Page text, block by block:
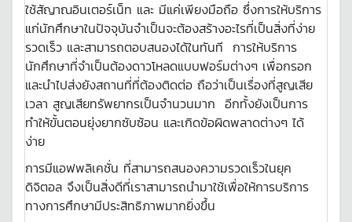
ใช้สัญาณอินเตอร์เน็ท และ มีแค่เพียงมือถือ ซึ่งการให้บริการ
แก่นักศึกษาในปัจจุบันจำเป็นจะต้องสร้างอะไรที่เป็นสิ่งที่ง่าย
รวดเร็ว และสามารถตอบสนองได้ในทันที การให้บริการ
นักศึกษาที่จำเป็นต้องดาวโหลดแบบฟอร์มต่างๆ เพื่อกรอก
และนำไปส่งยังสถานที่ที่ต้องติดต่อ ถือว่าเป็นเรื่องที่สูญเสีย
เวลา สูญเสียทรัพยากรเป็นจำนวนมาก อีกทั้งยังเป็นการ
ทำให้ขั้นตอนยุ่งยากซับซ้อน และเกิดข้อผิดพลาดต่างๆ ได้
ง่าย
การมีแอฟพลิเคชั่น ที่สามารถสนองความรวดเร็วในยุค
ดิจิตอล จึงเป็นสิ่งดีที่เราสามารถนำมาใช้เพื่อให้การบริการ
ทางการศึกษามีประสิทธิภาพมากยิ่งขึ้น